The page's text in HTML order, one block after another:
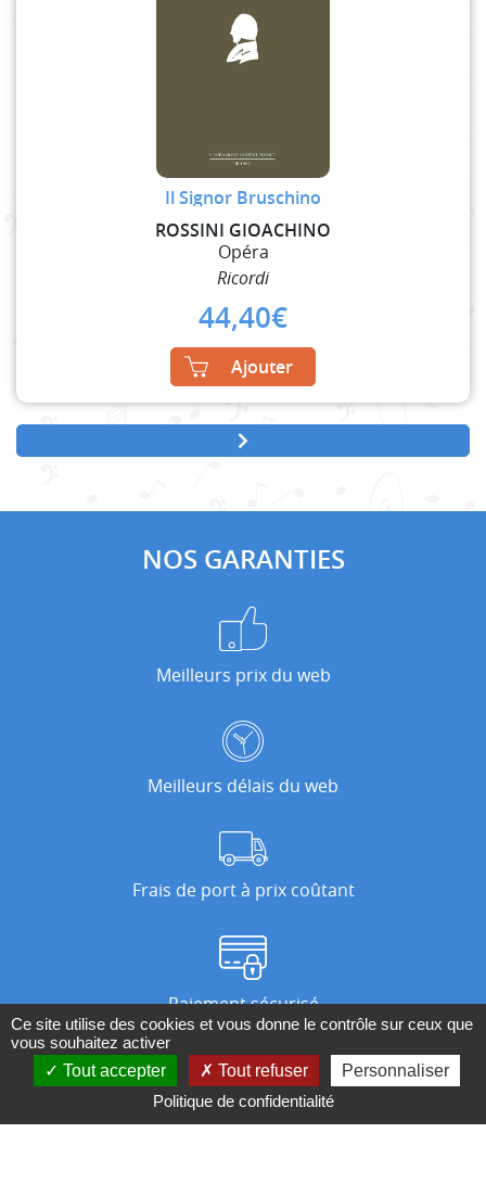
Il Signor Bruschino
ROSSINI GIOACHINO
Opéra
Ricordi
44,40€
Ajouter
NOS GARANTIES
Meilleurs prix du web
Meilleurs délais du web
Frais de port à prix coûtant
Paiement sécurisé
Nos magasins
Ce site utilise des cookies et vous donne le contrôle sur ceux que
vous souhaitez activer
Tout accepter
Tout refuser
Personnaliser
Politique de confidentialité